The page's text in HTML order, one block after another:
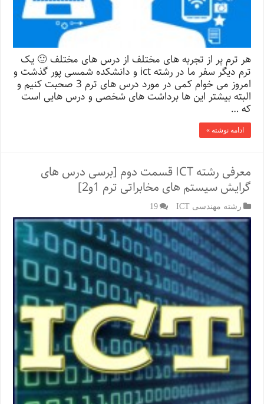
هر ترم پر از تجربه های مختلف از درس های مختلف 🙂 یک
ترم دیگر سفر ما در رشته ict و دانشکده شمسی پور گذشت و
امروز می خوام کمی در مورد درس های ترم 3 صحبت کنیم و
البته بیشتر این ها برداشت های شخصی و درس هایی است
که …
ادامه نوشته »
معرفی رشته ICT قسمت دوم [برسی درس های
گرایش سیستم های مخابراتی ترم 1و2]
رشته مهندسی ICT 19